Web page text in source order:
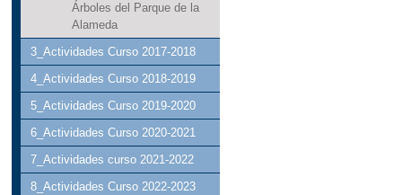
Árboles del Parque de la
Alameda
3_Actividades Curso 2017-2018
4_Actividades Curso 2018-2019
5_Actividades Curso 2019-2020
6_Actividades Curso 2020-2021
7_Actividades curso 2021-2022
8_Actividades Curso 2022-2023